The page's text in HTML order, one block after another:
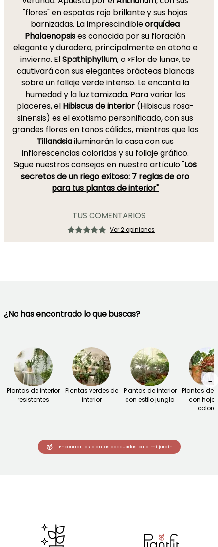
"flores" en espatas rojo brillante y sus hojas
barnizadas. La imprescindibleorquídea
Phalaenopsises conocida por su floración
elegante y duradera, principalmente en otoño e
invierno. ElSpathiphyllum, o «Flor de luna», te
cautivará con sus elegantes brácteas blancas
sobre un follaje verde intenso. Le encanta la
humedad y la luz tamizada. Para variar los
placeres, el Hibiscus de interior(Hibiscus rosa-
sinensis) es el exotismo personificado, con sus
grandes flores en tonos cálidos, mientras que los
Tillandsiailuminarán la casa con sus
inflorescencias coloridas y su follaje gráfico.
Sigue nuestros consejos en nuestro artículo"Los
secretos de un riego exitoso: 7 reglas de oro
para tus plantas de interior"
TUS COMENTARIOS
Ver 2 opiniones
¿No has encontrado lo que buscas?
Plantas de interior
resistentes
Plantas verdes de
interior
Plantas de interior
con estilo jungla
Plantas de
con
→
Encontrar las plantas adecuadas para mi jardín